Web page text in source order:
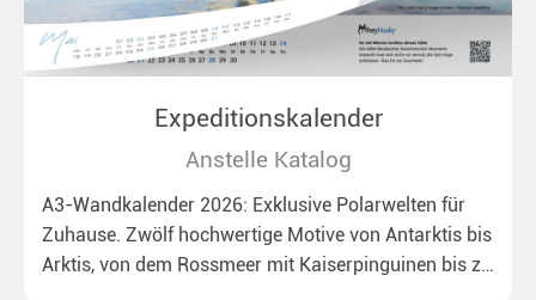
Expeditionskalender
Anstelle Katalog
A3-Wandkalender 2026: Exklusive Polarwelten für
Zuhause. Zwölf hochwertige Motive von Antarktis bis
Arktis, von dem Rossmeer mit Kaiserpinguinen bis zu